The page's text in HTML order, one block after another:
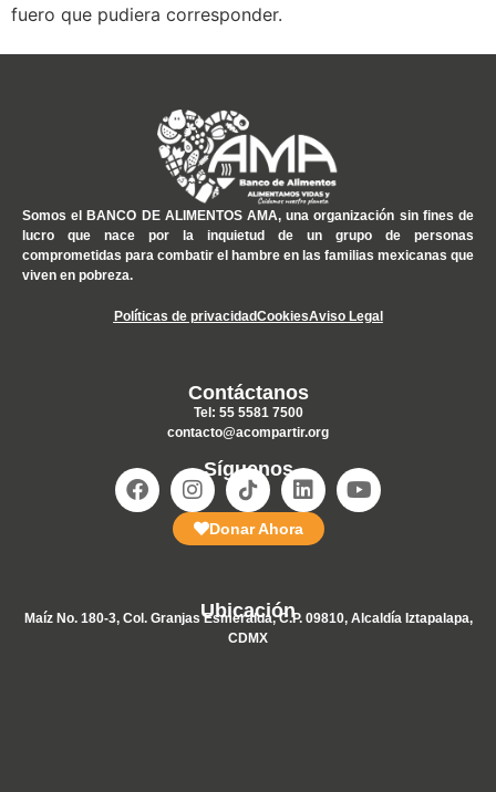
fuero que pudiera corresponder.
Somos el BANCO DE ALIMENTOS AMA, una organización sin fines de
lucro que nace por la inquietud de un grupo de personas
comprometidas para combatir el hambre en las familias mexicanas que
viven en pobreza.
Políticas de privacidadCookiesAviso Legal
Contáctanos
Tel: 55 5581 7500
contacto@acompartir.org
Síguenos
Donar Ahora
Ubicación
Maíz No. 180-3, Col. Granjas Esmeralda, C.P. 09810, Alcaldía Iztapalapa,
CDMX